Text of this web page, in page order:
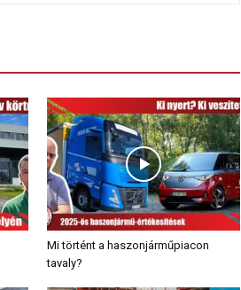
Mi történt a haszonjárműpiacon
tavaly?